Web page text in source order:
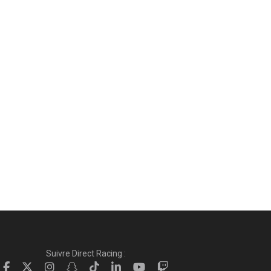
Suivre Direct Racing :